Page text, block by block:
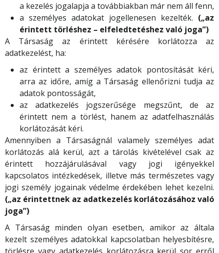
a kezelés jogalapja a továbbiakban már nem áll fenn,
a személyes adatokat jogellenesen kezelték. („az
érintett törléshez – elfeledtetéshez való joga”)
A Társaság az érintett kérésére korlátozza az
adatkezelést, ha:
az érintett a személyes adatok pontosítását kéri,
arra az időre, amíg a Társaság ellenőrizni tudja az
adatok pontosságát,
az adatkezelés jogszerűsége megszűnt, de az
érintett nem a törlést, hanem az adatfelhasználás
korlátozását kéri.
Amennyiben a Társaságnál valamely személyes adat
korlátozás alá kerül, azt a tárolás kivételével csak az
érintett hozzájárulásával vagy jogi igényekkel
kapcsolatos intézkedések, illetve más természetes vagy
jogi személy jogainak védelme érdekében lehet kezelni.
(„az érintettnek az adatkezelés korlátozásához való
joga”)
A Társaság minden olyan esetben, amikor az általa
kezelt személyes adatokkal kapcsolatban helyesbítésre,